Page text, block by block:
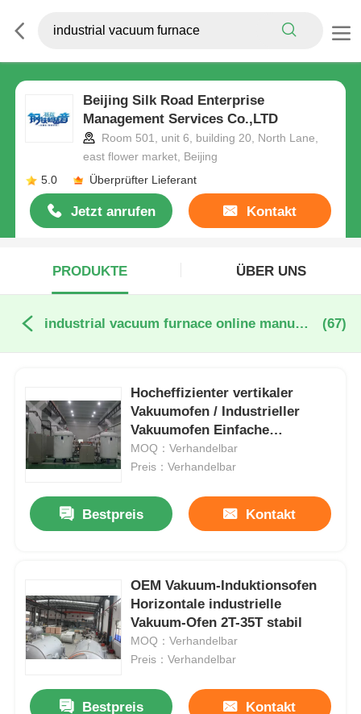
Beijing Silk Road Enterprise
Management Services Co.,LTD
Room 501, unit 6, building 20, North Lane,
east flower market, Beijing
5.0
Überprüfter Lieferant
Jetzt anrufen Kontakt
PRODUKTE ÜBER UNS
industrial vacuum furnace online manufacture (67)
Hocheffizienter vertikaler
Vakuumofen / Industrieller
Vakuumofen Einfache
Bedienung
MOQ：Verhandelbar
Preis：Verhandelbar
Bestpreis Kontakt
OEM Vakuum-Induktionsofen
Horizontale industrielle
Vakuum-Ofen 2T-35T stabil
MOQ：Verhandelbar
Preis：Verhandelbar
Bestpreis Kontakt